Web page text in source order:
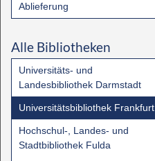
Ablieferung
Alle Bibliotheken
Universitäts- und
Landesbibliothek Darmstadt
Universitätsbibliothek Frankfurt
Hochschul-, Landes- und
Stadtbibliothek Fulda